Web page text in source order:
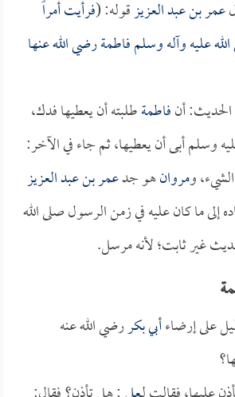
عمر بن عبد العزيزقوله: (فرأيت أمراً
عليه وآله وسلمفاطمةرضي الله عنها
أنفاطمةطلبته أن يعطيها فدك،
وسلم أبى أن يعطيها، ثم جاء في الآخر:
ومروانهو جدعمر بن عبد العزيز
إلى ما كان عليه في زمن الرسول صلى الله
غير ثابت؛ لأنه مرسل.
على إرضاءأبي بكررضي الله عنه